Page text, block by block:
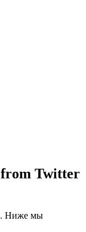
from Twitter
Ниже мы